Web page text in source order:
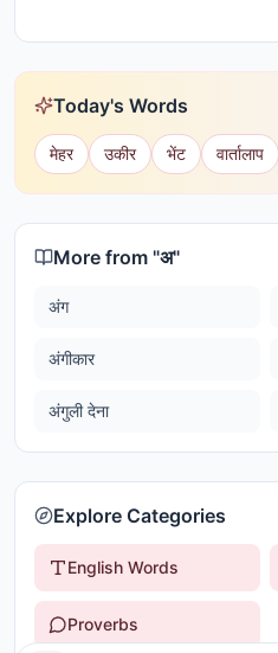
Today's Words
मेहर उकीर भेंट वार्तालाप
More from "अ"
अंग
अंगीकार
अंगुली देना
Explore Categories
English Words
Proverbs